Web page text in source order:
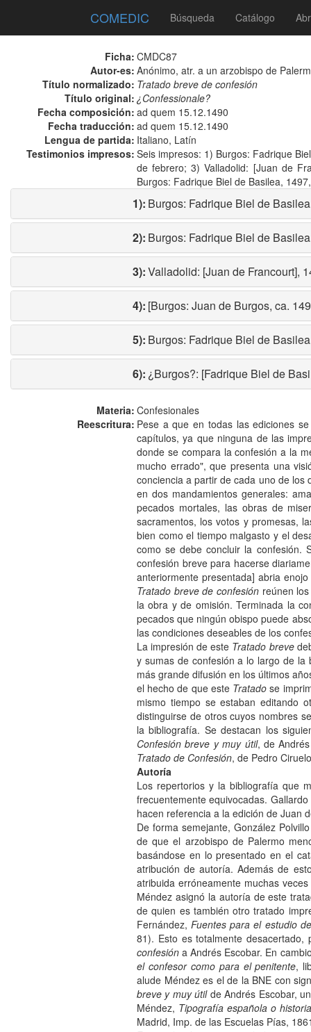
COMEDIC Búsqueda Catálogo
Ficha: CMDC87
Autor-es: Anónimo, atr. a un arzobispo de
Título normalizado: Tratado breve de confesión
Título original: ¿Confessionale?
Fecha composición: ad quem 15.12.1490
Fecha traducción: ad quem 15.12.1490
Lengua de partida: Italiano, Latín
Testimonios impresos: Seis impresos: 1) Burgos: Fadrique
de febrero; 3) Valladolid: [Juan de
Burgos: Fadrique Biel de Basilea,
1): Burgos: Fadrique Biel de
2): Burgos: Fadrique Biel de
3):Valladolid: [Juan de Francourt],
4): [Burgos: Juan de Burgos, ca.
5): Burgos: Fadrique Biel de
6): ¿Burgos?: [Fadrique Biel de
Materia: Confesionales
Reescritura: Pese a que en todas las ediciones
capítulos, ya que ninguna de las
donde se compara la confesión a la
mucho errado", que presenta una
conciencia a partir de cada uno de los
en dos mandamientos generales:
pecados mortales, las obras de
sacramentos, los votos y promesas,
bien como el tiempo malgasto y el
como se debe concluir la confesión.
confesión breve para hacerse
anteriormente presentada] abria
Tratado breve de confesión reúnen
la obra y de omisión. Terminada la
pecados que ningún obispo puede
las condiciones deseables de los
La impresión de este Tratado breve
y sumas de confesión a lo largo de la
más grande difusión en los últimos
el hecho de que este Tratado se
mismo tiempo se estaban editando
distinguirse de otros cuyos nombres
la bibliografía. Se destacan los
Confesión breve y muy útil, de
Tratado de Confesión, de Pedro
Autoría
Los repertorios y la bibliografía que
frecuentemente equivocadas.
hacen referencia a la edición de Juan
De forma semejante, González
de que el arzobispo de Palermo
basándose en lo presentado en el
atribución de autoría. Además de
atribuida erróneamente muchas
Méndez asignó la autoría de este
de quien es también otro tratado
Fernández,Fuentes para el estudio
81). Esto es totalmente
confesión a Andrés Escobar. En
el confesor como para el penitente,
alude Méndez es el de la BNE con
breve y muy útilde Andrés Escobar,
Méndez, Tipografía española o
Madrid, Imp. de las Escuelas Pías,